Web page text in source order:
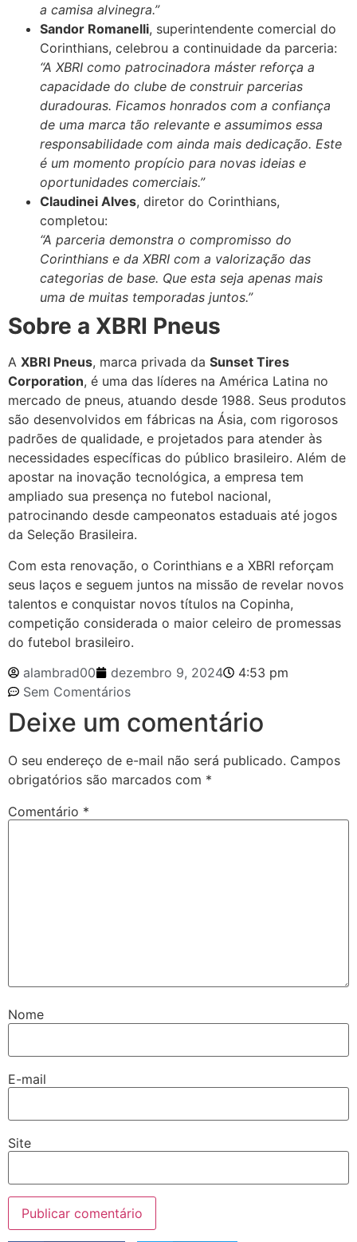
a camisa alvinegra.”
Sandor Romanelli, superintendente comercial do
Corinthians, celebrou a continuidade da parceria:
“A XBRI como patrocinadora máster reforça a
capacidade do clube de construir parcerias
duradouras. Ficamos honrados com a confiança
de uma marca tão relevante e assumimos essa
responsabilidade com ainda mais dedicação. Este
é um momento propício para novas ideias e
oportunidades comerciais.”
Claudinei Alves, diretor do Corinthians,
completou:
“A parceria demonstra o compromisso do
Corinthians e da XBRI com a valorização das
categorias de base. Que esta seja apenas mais
uma de muitas temporadas juntos.”
Sobre a XBRI Pneus
A XBRI Pneus, marca privada da Sunset Tires
Corporation, é uma das líderes na América Latina no
mercado de pneus, atuando desde 1988. Seus produtos
são desenvolvidos em fábricas na Ásia, com rigorosos
padrões de qualidade, e projetados para atender às
necessidades específicas do público brasileiro. Além de
apostar na inovação tecnológica, a empresa tem
ampliado sua presença no futebol nacional,
patrocinando desde campeonatos estaduais até jogos
da Seleção Brasileira.
Com esta renovação, o Corinthians e a XBRI reforçam
seus laços e seguem juntos na missão de revelar novos
talentos e conquistar novos títulos na Copinha,
competição considerada o maior celeiro de promessas
do futebol brasileiro.
alambrad00
dezembro 9, 2024
4:53 pm
Sem Comentários
Deixe um comentário
O seu endereço de e-mail não será publicado. Campos
obrigatórios são marcados com *
Comentário *
Nome
E-mail
Site